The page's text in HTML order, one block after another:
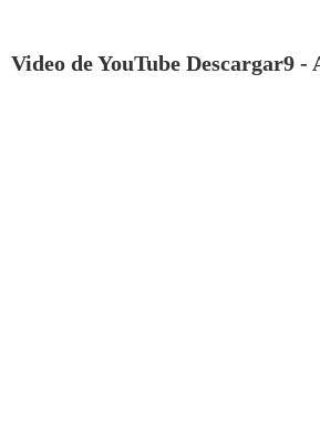
Video de YouTube Descargar9 -